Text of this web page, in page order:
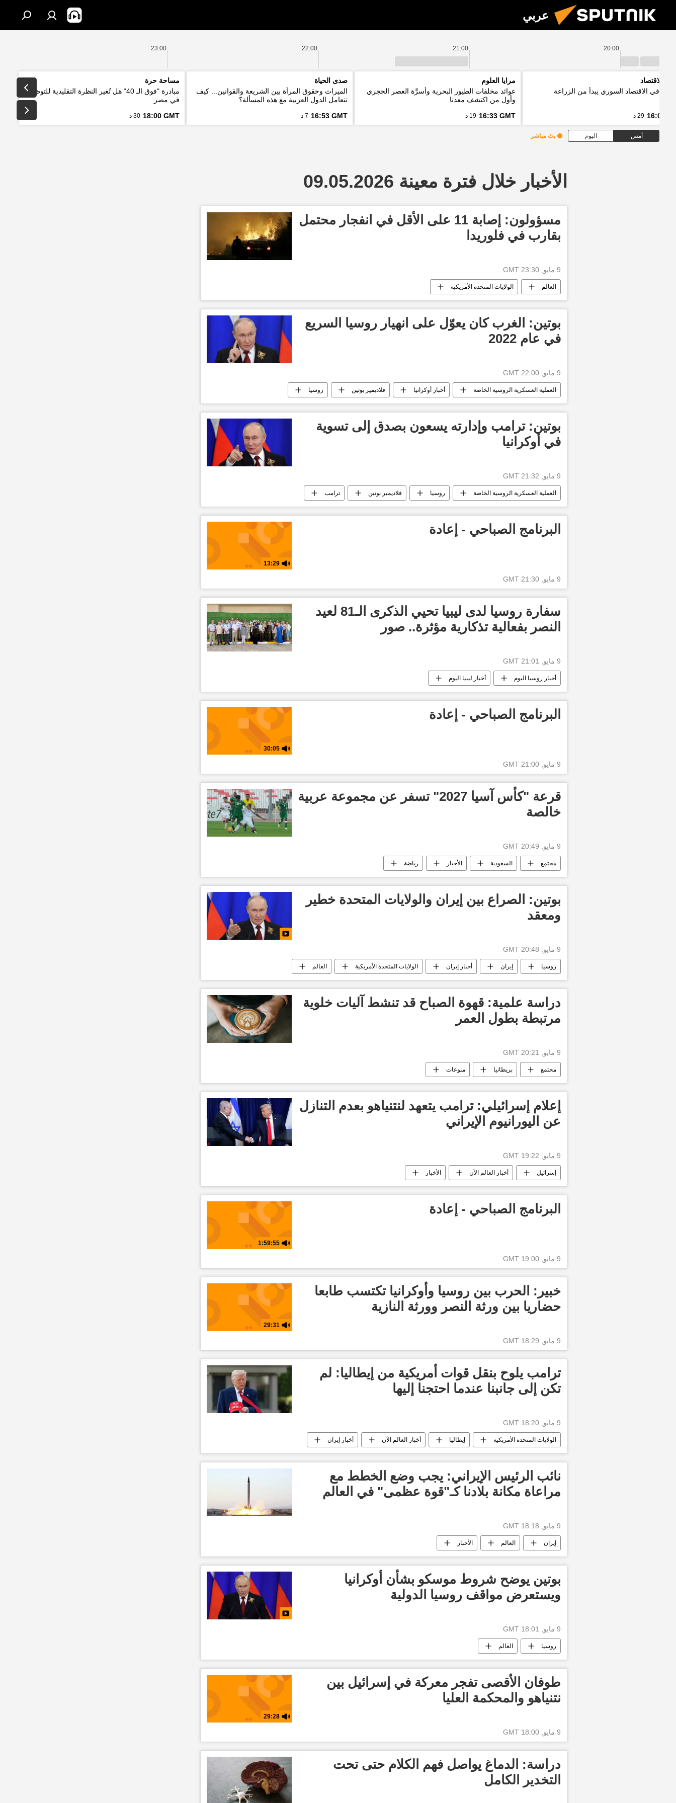
عربي
20:00
21:00
22:00
23:00
الاقتصاد
تعافي الاقتصاد السوري يبدأ من الزراعة
16:03 29 د
مرايا العلوم
عوائد مخلفات الطيور البحرية وأسرَّة العصر الحجري
وأول من اكتشف معدنا
16:33 GMT 19 د
صدى الحياة
الميراث وحقوق المرأة بين الشريعة والقوانين... كيف
تتعامل الدول العربية مع هذه المسألة؟
16:53 GMT 7 د
مساحة حرة
مبادرة "فوق الـ 40“ هل تُغير النظرة التقليدية للتوظيف
في مصر
18:00 GMT 30 د
أمس اليوم بث مباشر
الأخبار خلال فترة معينة 09.05.2026
مسؤولون: إصابة 11 على الأقل في انفجار محتمل
بقارب في فلوريدا
9 مايو, 23:30 GMT
العالم الولايات المتحدة الأمريكية
بوتين: الغرب كان يعوّل على انهيار روسيا السريع
في عام 2022
9 مايو, 22:00 GMT
العملية العسكرية الروسية الخاصة أخبار أوكرانيا فلاديمير بوتين روسيا
بوتين: ترامب وإدارته يسعون بصدق إلى تسوية
في أوكرانيا
9 مايو, 21:32 GMT
العملية العسكرية الروسية الخاصة روسيا فلاديمير بوتين ترامب
البرنامج الصباحي - إعادة
13:29
9 مايو, 21:30 GMT
سفارة روسيا لدى ليبيا تحيي الذكرى الـ81 لعيد
النصر بفعالية تذكارية مؤثرة.. صور
9 مايو, 21:01 GMT
أخبار روسيا اليوم أخبار ليبيا اليوم
البرنامج الصباحي - إعادة
30:05
9 مايو, 21:00 GMT
قرعة "كأس آسيا 2027" تسفر عن مجموعة عربية
خالصة
9 مايو, 20:49 GMT
مجتمع السعودية الأخبار رياضة
بوتين: الصراع بين إيران والولايات المتحدة خطير
ومعقد
9 مايو, 20:48 GMT
روسيا إيران أخبار إيران الولايات المتحدة الأمريكية العالم
أخبار العالم الآن العالم العربي
دراسة علمية: قهوة الصباح قد تنشط آليات خلوية
مرتبطة بطول العمر
9 مايو, 20:21 GMT
مجتمع بريطانيا منوعات
إعلام إسرائيلي: ترامب يتعهد لنتنياهو بعدم التنازل
عن اليورانيوم الإيراني
9 مايو, 19:22 GMT
إسرائيل أخبار العالم الآن الأخبار
البرنامج الصباحي - إعادة
1:59:55
9 مايو, 19:00 GMT
خبير: الحرب بين روسيا وأوكرانيا تكتسب طابعا
حضاريا بين ورثة النصر وورثة النازية
29:31
9 مايو, 18:29 GMT
ترامب يلوح بنقل قوات أمريكية من إيطاليا: لم
تكن إلى جانبنا عندما احتجنا إليها
9 مايو, 18:20 GMT
الولايات المتحدة الأمريكية إيطاليا أخبار العالم الآن أخبار إيران
نائب الرئيس الإيراني: يجب وضع الخطط مع
مراعاة مكانة بلادنا كـ"قوة عظمى" في العالم
9 مايو, 18:18 GMT
إيران العالم الأخبار
بوتين يوضح شروط موسكو بشأن أوكرانيا
ويستعرض مواقف روسيا الدولية
9 مايو, 18:01 GMT
روسيا العالم
طوفان الأقصى تفجر معركة في إسرائيل بين
نتنياهو والمحكمة العليا
29:28
9 مايو, 18:00 GMT
دراسة: الدماغ يواصل فهم الكلام حتى تحت
التخدير الكامل